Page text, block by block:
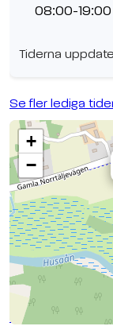
08:00-19:00
Tiderna
Se fler lediga
+
−
Se planen på